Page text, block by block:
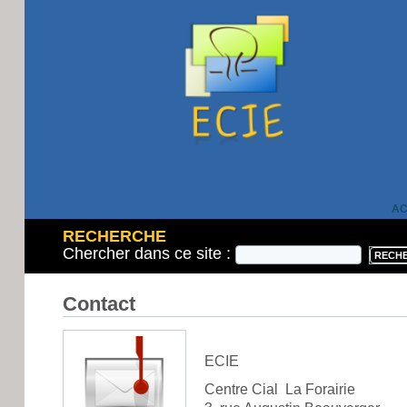
RECHERCHE
Chercher dans ce site :
Contact
ECIE
Centre Cial La Forairie